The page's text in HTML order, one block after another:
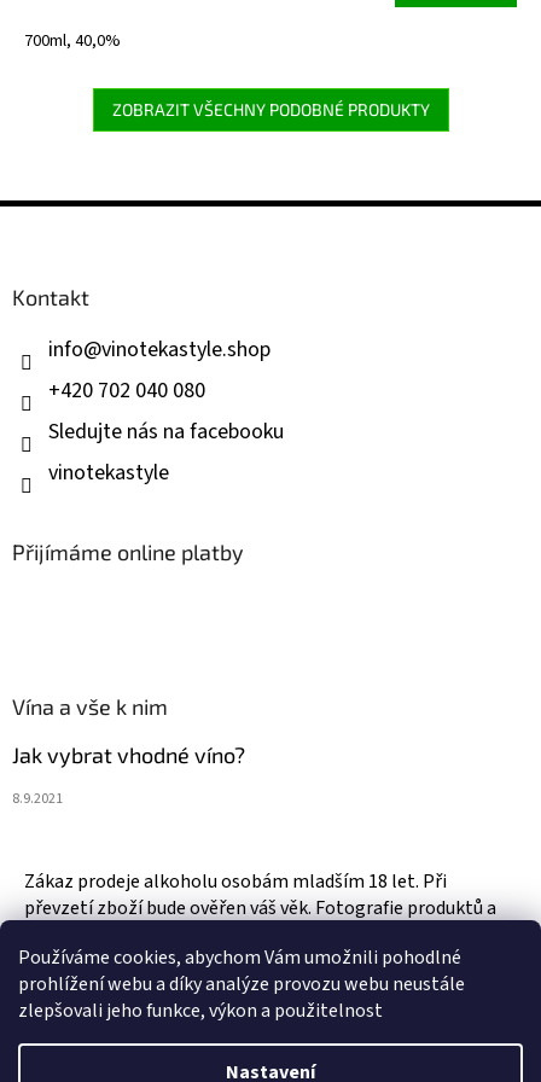
Používáme cookies, abychom Vám umožnili pohodlné
prohlížení webu a díky analýze provozu webu neustále
zlepšovali jeho funkce, výkon a použitelnost
Nastavení
700ml, 40,0%
ZOBRAZIT VŠECHNY PODOBNÉ PRODUKTY
Z
Kontakt
info@vinotekastyle.shop
+420 702 040 080
Sledujte nás na facebooku
vinotekastyle
Přijímáme online platby
Vína a vše k nim
Jak vybrat vhodné víno?
8.9.2021
Zákaz prodeje alkoholu osobám mladším 18 let. Při
převzetí zboží bude ověřen váš věk. Fotografie produktů a